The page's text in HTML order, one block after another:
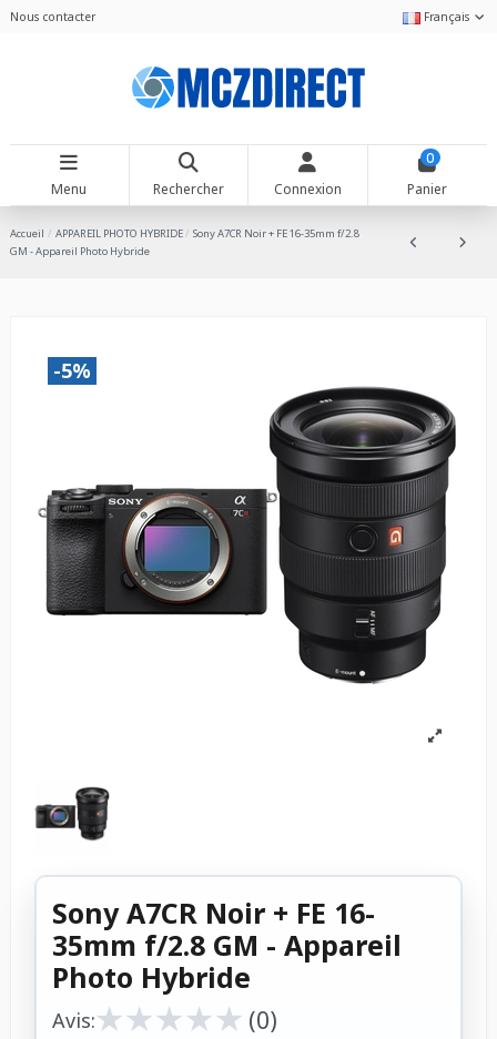
Nous contacter Français
Menu Rechercher Connexion
0
Panier
Accueil APPAREIL PHOTO HYBRIDE
Sony A7CR Noir + FE 16-35mm f/2.8
GM - Appareil Photo Hybride
-5%
Sony A7CR Noir + FE 16-
35mm f/2.8 GM - Appareil
Photo Hybride
Avis:★
★★
★★
★★
★★
★ (0)